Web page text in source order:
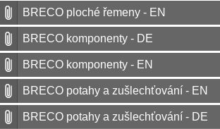
BRECO ploché řemeny - EN
BRECO komponenty - DE
BRECO komponenty - EN
BRECO potahy a zušlechťování - EN
BRECO potahy a zušlechťování - DE